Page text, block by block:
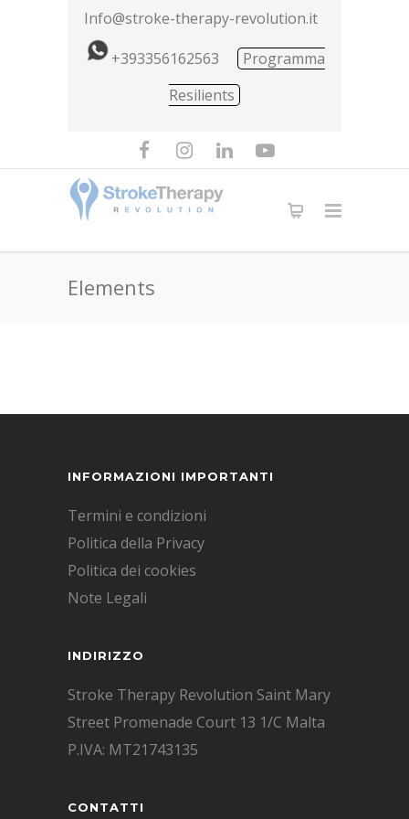
Info@stroke-therapy-revolution.it
+393356162563
Programma
Resilients
Elements
INFORMAZIONI IMPORTANTI
Termini e condizioni
Politica della Privacy
Politica dei cookies
Note Legali
INDIRIZZO
Stroke Therapy Revolution Saint Mary
Street Promenade Court 13 1/C Malta
P.IVA: MT21743135
CONTATTI